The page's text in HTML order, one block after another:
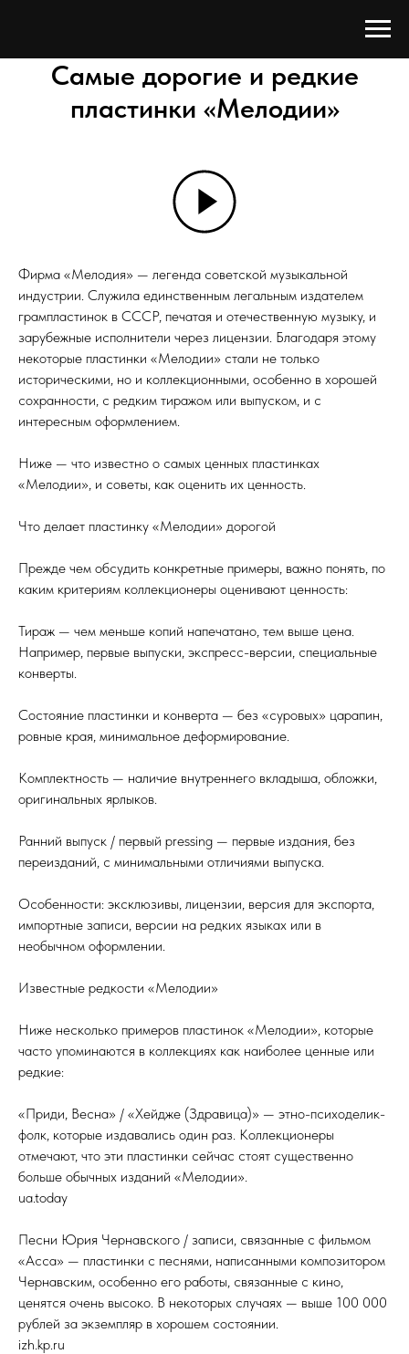
Самые дорогие и редкие
пластинки «Мелодии»
Фирма «Мелодия» — легенда советской музыкальной
индустрии. Служила единственным легальным издателем
грампластинок в СССР, печатая и отечественную музыку, и
зарубежные исполнители через лицензии. Благодаря этому
некоторые пластинки «Мелодии» стали не только
историческими, но и коллекционными, особенно в хорошей
сохранности, с редким тиражом или выпуском, и с
интересным оформлением.
Ниже — что известно о самых ценных пластинках
«Мелодии», и советы, как оценить их ценность.
Что делает пластинку «Мелодии» дорогой
Прежде чем обсудить конкретные примеры, важно понять, по
каким критериям коллекционеры оценивают ценность:
Тираж — чем меньше копий напечатано, тем выше цена.
Например, первые выпуски, экспресс-версии, специальные
конверты.
Состояние пластинки и конверта — без «суровых» царапин,
ровные края, минимальное деформирование.
Комплектность — наличие внутреннего вкладыша, обложки,
оригинальных ярлыков.
Ранний выпуск / первый pressing — первые издания, без
переизданий, с минимальными отличиями выпуска.
Особенности: эксклюзивы, лицензии, версия для экспорта,
импортные записи, версии на редких языках или в
необычном оформлении.
Известные редкости «Мелодии»
Ниже несколько примеров пластинок «Мелодии», которые
часто упоминаются в коллекциях как наиболее ценные или
редкие:
«Приди, Весна» / «Хейдже (Здравица)» — этно-психоделик-
фолк, которые издавались один раз. Коллекционеры
отмечают, что эти пластинки сейчас стоят существенно
больше обычных изданий «Мелодии».
ua.today
Песни Юрия Чернавского / записи, связанные с фильмом
«Асса» — пластинки с песнями, написанными композитором
Чернавским, особенно его работы, связанные с кино,
ценятся очень высоко. В некоторых случаях — выше 100 000
рублей за экземпляр в хорошем состоянии.
izh.kp.ru